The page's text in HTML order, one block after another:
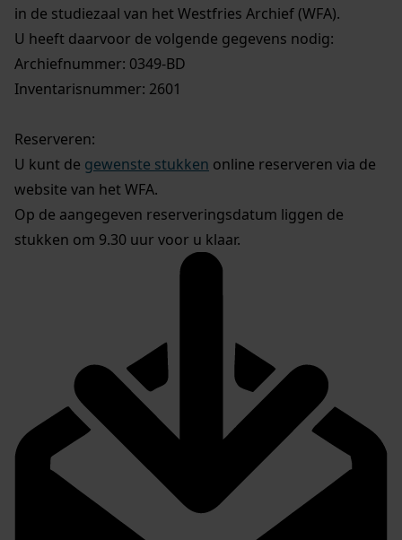
in de studiezaal van het Westfries Archief (WFA).
U heeft daarvoor de volgende gegevens nodig:
Archiefnummer: 0349-BD
Inventarisnummer: 2601
Reserveren:
U kunt de gewenste stukken online reserveren via de
website van het WFA.
Op de aangegeven reserveringsdatum liggen de
stukken om 9.30 uur voor u klaar.